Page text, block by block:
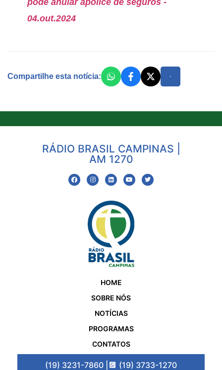
04.out.2024
Compartilhe esta notícia:
RÁDIO BRASIL CAMPINAS |
AM 1270
HOME
SOBRE NÓS
NOTÍCIAS
PROGRAMAS
CONTATOS
(19) 3231-7860 | (19) 3733-1270